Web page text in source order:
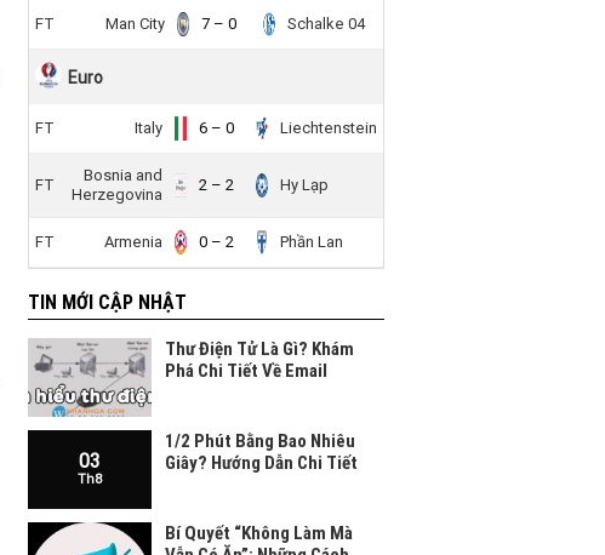
FT Man City 7 – 0 Schalke 04
Euro
FT Italy 6 – 0 Liechtenstein
FT
Bosnia and
Herzegovina
2 – 2 Hy Lạp
FT Armenia 0 – 2 Phần Lan
TIN MỚI CẬP NHẬT
Thư Điện Tử Là Gì? Khám
Phá Chi Tiết Về Email
03
Th8
1/2 Phút Bằng Bao Nhiêu
Giây? Hướng Dẫn Chi Tiết
Bí Quyết “Không Làm Mà